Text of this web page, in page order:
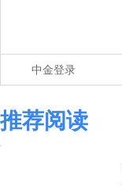
中金登录
推荐阅读